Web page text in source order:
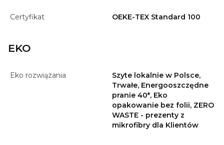
Certyfikat OEKE-TEX Standard 100
EKO
Eko rozwiązania
Szyte lokalnie w Polsce,
Trwałe, Energooszczędne
pranie 40*, Eko
opakowanie bez folii, ZERO
WASTE - prezenty z
mikrofibry dla Klientów